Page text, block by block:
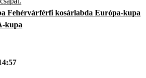
Fehérvárférfi kosárlabda Európa-kupa
kupa